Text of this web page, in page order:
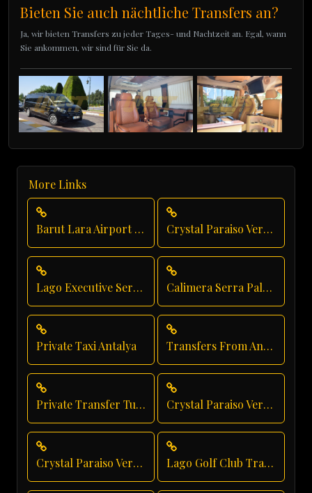
Bieten Sie auch nächtliche Transfers an?
Ja, wir bieten Transfers zu jeder Tages- und Nachtzeit an. Egal, wann
Sie ankommen, wir sind für Sie da.
More Links
Barut Lara Airport Transfer Crystal Paraiso Verde Taxi Service
Lago Executive Service Calimera Serra Palace Taxi Service
Private Taxi Antalya Transfers From Antalya Airport
Private Transfer Turkey Antalya Crystal Paraiso Verde Direct Service
Crystal Paraiso Verde Resort Transfer Lago Golf Club Transfer